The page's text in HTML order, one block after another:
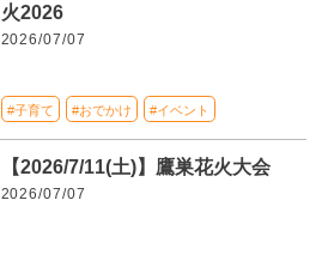
火2026
2026/07/07
#子育て #おでかけ #イベント
【2026/7/11(土)】鷹巣花火大会
2026/07/07